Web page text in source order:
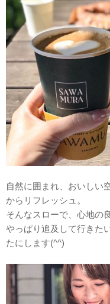
自然に囲まれ、おいしい
からリフレッシュ。
そんなスローで、心地の
やっぱり追及して行きた
たにします(^^)